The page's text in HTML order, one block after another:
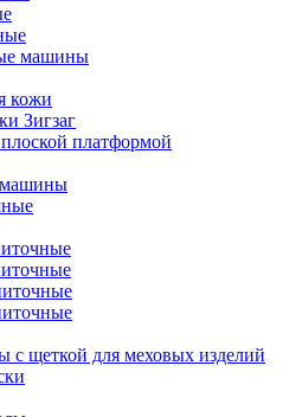
машины
кожи
Зигзаг
платформой
с щеткой для меховых изделий